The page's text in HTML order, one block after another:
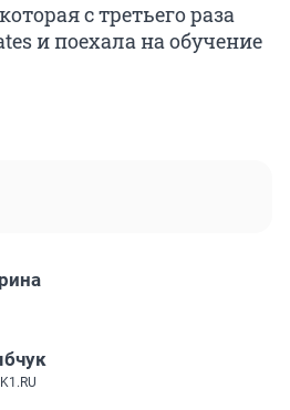
с третьего раза
и поехала на обучение